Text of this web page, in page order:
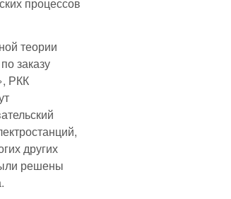
процессов
теории
заказу
РКК
других
решены